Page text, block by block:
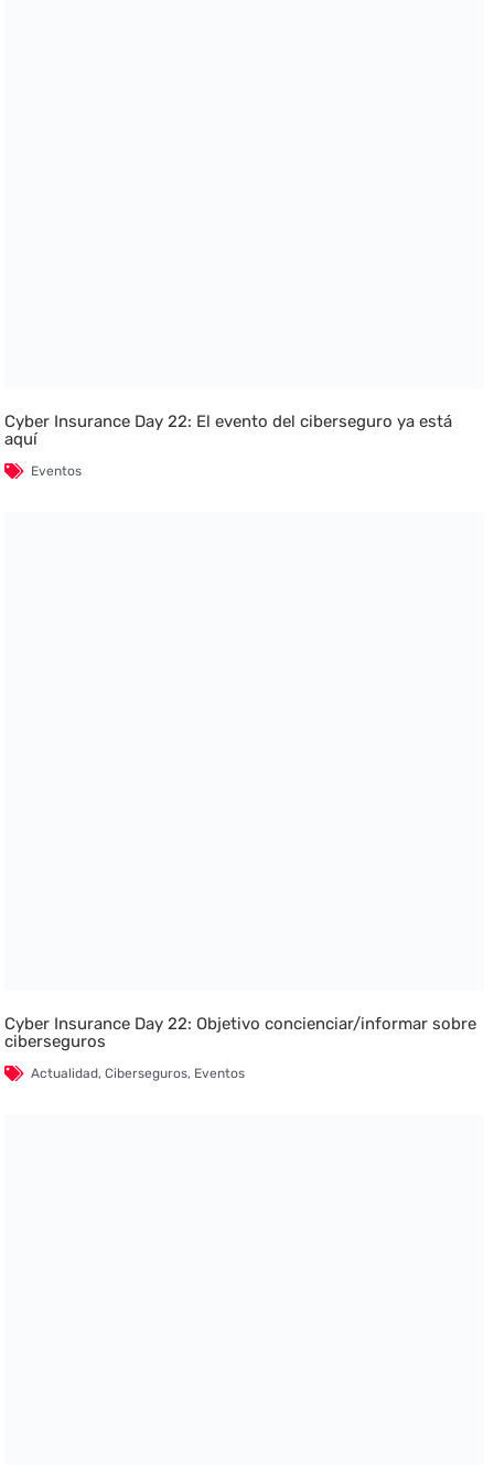
Cyber Insurance Day 22: El evento del ciberseguro ya está
aquí
Eventos
Cyber Insurance Day 22: Objetivo concienciar/informar sobre
ciberseguros
Actualidad,Ciberseguros, Eventos